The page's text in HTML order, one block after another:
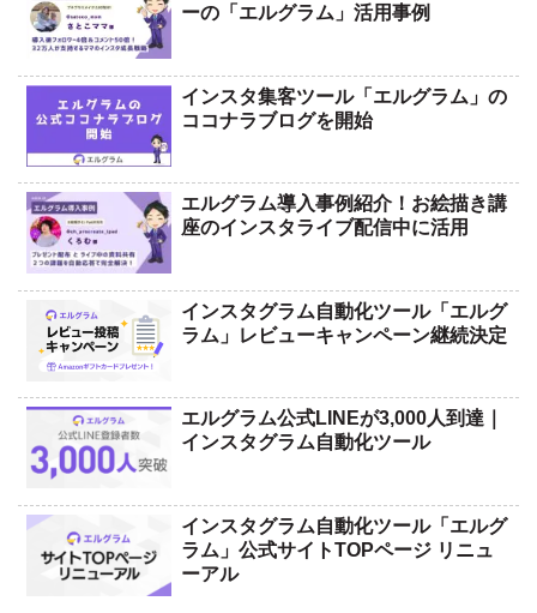
ーの「エルグラム」活用事例
インスタ集客ツール「エルグラム」の
ココナラブログを開始
エルグラム導入事例紹介！お絵描き講
座のインスタライブ配信中に活用
インスタグラム自動化ツール「エルグ
ラム」レビューキャンペーン継続決定
エルグラム公式LINEが3,000人到達｜
インスタグラム自動化ツール
インスタグラム自動化ツール「エルグ
ラム」公式サイトTOPページ リニュ
ーアル